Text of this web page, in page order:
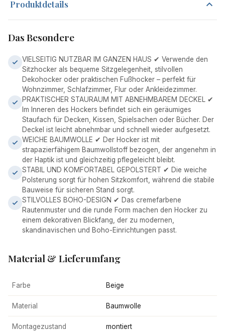
Produktdetails
Das Besondere
VIELSEITIG NUTZBAR IM GANZEN HAUS ✔ Verwende den
Sitzhocker als bequeme Sitzgelegenheit, stilvollen
Dekohocker oder praktischen Fußhocker – perfekt für
Wohnzimmer, Schlafzimmer, Flur oder Ankleidezimmer.
PRAKTISCHER STAURAUM MIT ABNEHMBAREM DECKEL ✔
Im Inneren des Hockers befindet sich ein geräumiges
Staufach für Decken, Kissen, Spielsachen oder Bücher. Der
Deckel ist leicht abnehmbar und schnell wieder aufgesetzt.
WEICHE BAUMWOLLE ✔ Der Hocker ist mit
strapazierfähigem Baumwollstoff bezogen, der angenehm in
der Haptik ist und gleichzeitig pflegeleicht bleibt.
STABIL UND KOMFORTABEL GEPOLSTERT ✔ Die weiche
Polsterung sorgt für hohen Sitzkomfort, während die stabile
Bauweise für sicheren Stand sorgt.
STILVOLLES BOHO-DESIGN ✔ Das cremefarbene
Rautenmuster und die runde Form machen den Hocker zu
einem dekorativen Blickfang, der zu modernen,
skandinavischen und Boho-Einrichtungen passt.
Material & Lieferumfang
Farbe Beige
Material Baumwolle
Montagezustand montiert